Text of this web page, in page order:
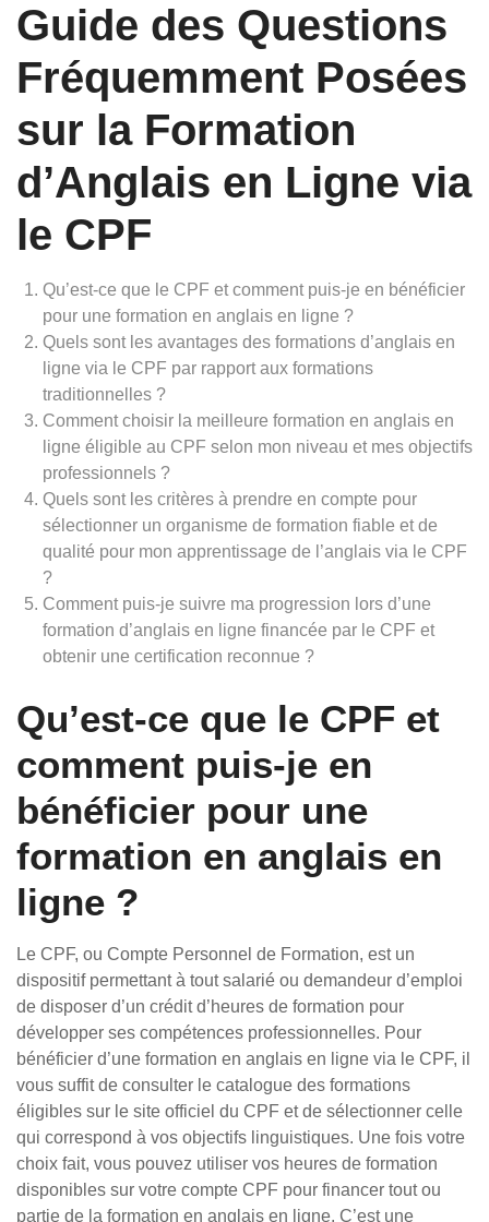
Guide des Questions
Fréquemment Posées
sur la Formation
d’Anglais en Ligne via
le CPF
Qu’est-ce que le CPF et comment puis-je en bénéficier
pour une formation en anglais en ligne ?
Quels sont les avantages des formations d’anglais en
ligne via le CPF par rapport aux formations
traditionnelles ?
Comment choisir la meilleure formation en anglais en
ligne éligible au CPF selon mon niveau et mes objectifs
professionnels ?
Quels sont les critères à prendre en compte pour
sélectionner un organisme de formation fiable et de
qualité pour mon apprentissage de l’anglais via le CPF
?
Comment puis-je suivre ma progression lors d’une
formation d’anglais en ligne financée par le CPF et
obtenir une certification reconnue ?
Qu’est-ce que le CPF et
comment puis-je en
bénéficier pour une
formation en anglais en
ligne ?
Le CPF, ou Compte Personnel de Formation, est un
dispositif permettant à tout salarié ou demandeur d’emploi
de disposer d’un crédit d’heures de formation pour
développer ses compétences professionnelles. Pour
bénéficier d’une formation en anglais en ligne via le CPF, il
vous suffit de consulter le catalogue des formations
éligibles sur le site officiel du CPF et de sélectionner celle
qui correspond à vos objectifs linguistiques. Une fois votre
choix fait, vous pouvez utiliser vos heures de formation
disponibles sur votre compte CPF pour financer tout ou
partie de la formation en anglais en ligne. C’est une